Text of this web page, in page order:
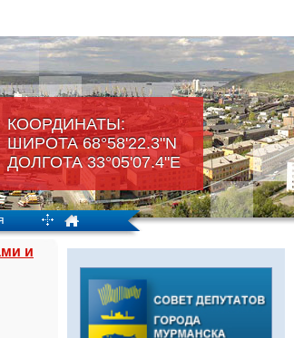
КООРДИНАТЫ:
ШИРОТА 68°58'22.3"N
ДОЛГОТА 33°05'07.4"Е
и